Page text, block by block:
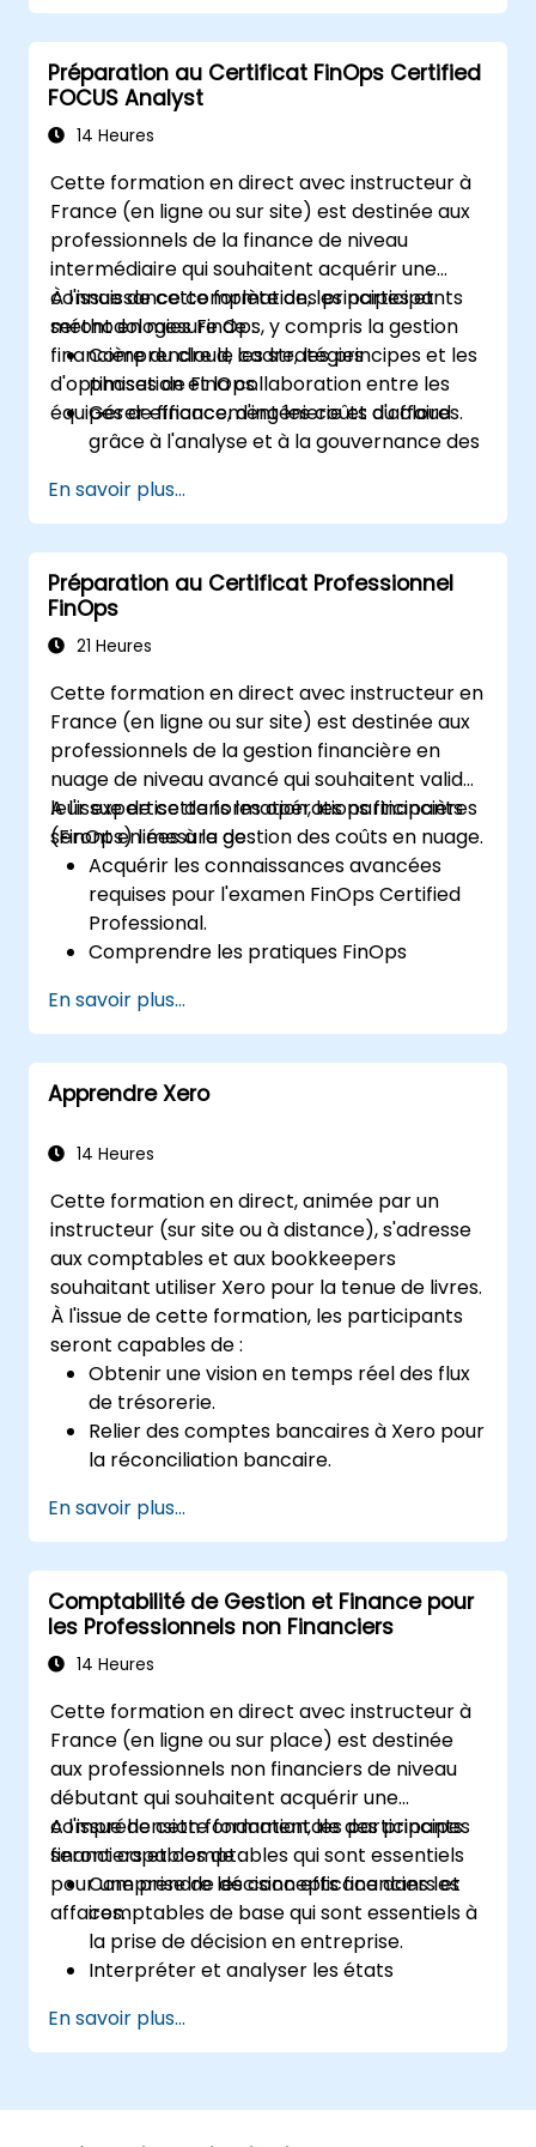
Préparation au Certificat FinOps Certified
FOCUS Analyst
14 Heures
Cette formation en direct avec instructeur à
France (en ligne ou sur site) est destinée aux
professionnels de la finance de niveau
intermédiaire qui souhaitent acquérir une
connaissance complète des principes et
méthodologies FinOps, y compris la gestion
financière du cloud, les stratégies
d'optimisation et la collaboration entre les
équipes de finance, d'ingénierie et d'affaires.
À l'issue de cette formation, les participants
seront en mesure de :
Comprendre le cadre, les principes et les
phases de FinOps.
Gérer efficacement les coûts du cloud
grâce à l'analyse et à la gouvernance des
Collaborer entre les services financiers,
techniques et commerciaux pour aligner
les dépenses liées à l'informatique
dématérialisée.
Utiliser les outils FinOps pour la répartition
des coûts, les prévisions et l'optimisation.
FOCUS Analyst.
En savoir plus...
Préparation au Certificat Professionnel
FinOps
21 Heures
Cette formation en direct avec instructeur en
France (en ligne ou sur site) est destinée aux
professionnels de la gestion financière en
nuage de niveau avancé qui souhaitent valider
leur expertise dans les opérations financières
(FinOps) liées à la gestion des coûts en nuage.
A l'issue de cette formation, les participants
seront en mesure de :
Acquérir les connaissances avancées
requises pour l'examen FinOps Certified
Professional.
Comprendre les pratiques FinOps
coûts, la gestion du budget et le
reporting.
Développer des compétences pratiques
dans l'application des stratégies FinOps
Se préparer à réussir l'examen de FinOps
En savoir plus...
Apprendre Xero
14 Heures
Cette formation en direct, animée par un
instructeur (sur site ou à distance), s'adresse
aux comptables et aux bookkeepers
souhaitant utiliser Xero pour la tenue de livres.
À l'issue de cette formation, les participants
seront capables de :
Obtenir une vision en temps réel des flux
de trésorerie.
Relier des comptes bancaires à Xero pour
la réconciliation bancaire.
TVA (Taxe sur la Valeur Ajoutée) dans
Xero.
Créer des rapports destinés à être
partagés avec les membres de l'équipe.
En savoir plus...
Comptabilité de Gestion et Finance pour
les Professionnels non Financiers
14 Heures
Cette formation en direct avec instructeur à
France (en ligne ou sur place) est destinée
aux professionnels non financiers de niveau
débutant qui souhaitent acquérir une
compréhension fondamentale des principes
financiers et comptables qui sont essentiels
pour une prise de décision efficace dans les
affaires.
A l'issue de cette formation, les participants
seront capables de :
Comprendre les concepts financiers et
comptables de base qui sont essentiels à
la prise de décision en entreprise.
Interpréter et analyser les états
le bilan et le tableau des flux de
trésorerie.
pour évaluer la santé financière d'une
En savoir plus...